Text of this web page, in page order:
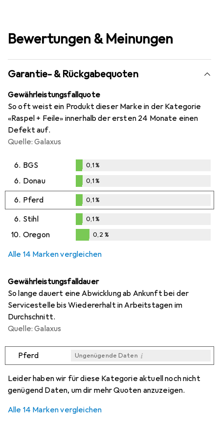
Bewertungen & Meinungen
Garantie- & Rückgabequoten
Gewährleistungsfallquote
So oft weist ein Produkt dieser Marke in der Kategorie
«Raspel + Feile» innerhalb der ersten 24 Monate einen
Defekt auf.
Quelle: Galaxus
6. BGS
%
0,1%
6. Donau
0,1%
0,1%
6. Pferd
0,1%
0,1%
6. Stihl
%
0,1%
10. Oregon 0,2 %
Alle 14 Marken vergleichen
Gewährleistungsfalldauer
So lange dauert eine Abwicklung ab Ankunft bei der
Servicestelle bis Wiedererhalt in Arbeitstagen im
Durchschnitt.
Quelle: Galaxus
Pferd Ungenügende Daten i
Leider haben wir für diese Kategorie aktuell noch nicht
genügend Daten, um dir mehr Quoten anzuzeigen.
Alle 14 Marken vergleichen